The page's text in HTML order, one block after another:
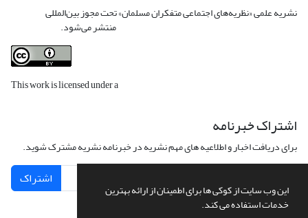
این وب سایت از کوکی ها برای اطمینان از ارائه بهترین
خدمات استفاده می کند.
نشریه علمی «نظریه‌های اجتماعی متفکران مسلمان» تحت مجوز بین‌المللی
منتشر می‌شود.
This work is licensed under a
اشتراک خبرنامه
برای دریافت اخبار و اطلاعیه های مهم نشریه در خبرنامه نشریه مشترک شوید.
اشتراک